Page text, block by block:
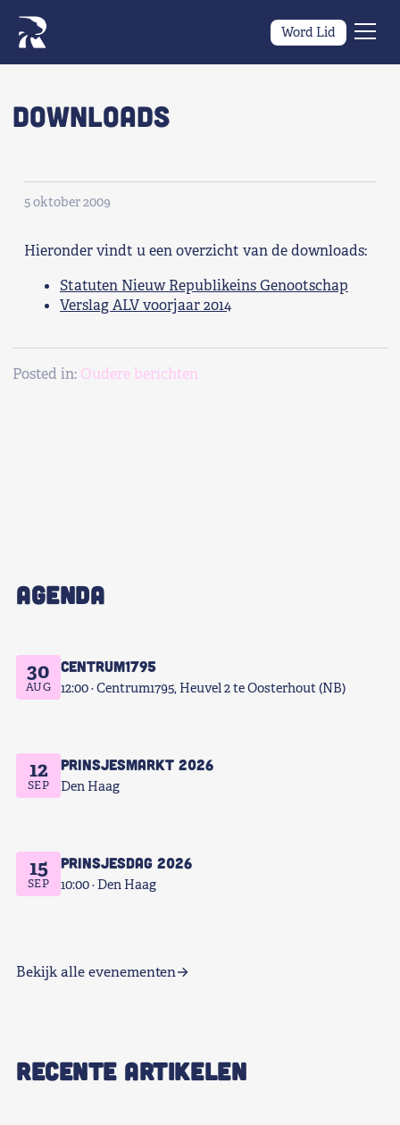
Word Lid
naar:
Wat we willen
Wat we doen
Wie we zijn
Agenda
Downloads
5 oktober 2009
Hieronder vindt u een overzicht van de downloads:
Statuten Nieuw Republikeins Genootschap
Verslag ALV voorjaar 2014
Posted in: Oudere berichten
AGENDA
30
AUG
Centrum1795
12:00 Centrum1795, Heuvel 2 te Oosterhout (NB)
12
SEP
Prinsjesmarkt 2026
Den Haag
15
SEP
Prinsjesdag 2026
10:00 Den Haag
Bekijk alle evenementen
RECENTE ARTIKELEN